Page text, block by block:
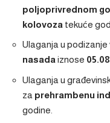
poljoprivrednom
kolovoza tekuće
Ulaganja u podizanje
nasada iznose 05.08
Ulaganja u
za prehrambenu
godine.